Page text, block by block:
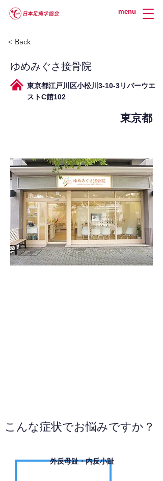
menu
< Back
ゆめみぐさ接骨院
東京都江戸川区小松川3-10-3リバーウエ
ストC館102
東京都
こんな症状でお悩みですか？
外反母趾・内反小趾